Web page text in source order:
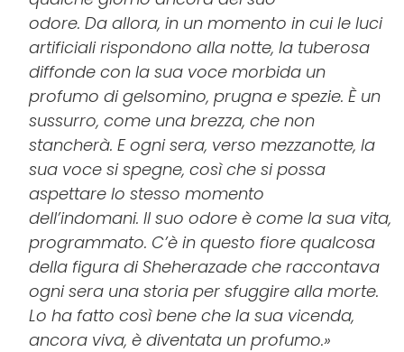
odore.Daallora, in un momento in cui le luci
artificiali rispondono alla notte, la tuberosa
diffonde con la sua voce morbida un
profumo di gelsomino, prugna e spezie.È un
sussurro, come una brezza, che non
stancherà.Eogni sera, verso mezzanotte, la
sua voce si spegne, così che si possa
aspettare lo stesso momento
dell’indomani.Ilsuo odore è come la sua vita,
programmato. C’èin questo fiore qualcosa
della figura diSheherazadeche raccontava
ogni sera una storia per sfuggire alla morte.
Lo ha fatto così bene che la sua vicenda,
ancora viva, è diventata un profumo.»